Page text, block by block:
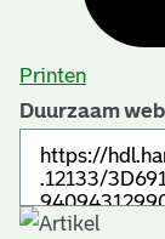
Printen
Duurzaam